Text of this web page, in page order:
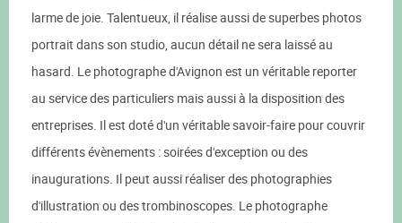
larme de joie. Talentueux, il réalise aussi de superbes photos
portrait dans son studio, aucun détail ne sera laissé au
hasard. Le photographe d'Avignon est un véritable reporter
au service des particuliers mais aussi à la disposition des
entreprises. Il est doté d'un véritable savoir-faire pour couvrir
différents évènements : soirées d'exception ou des
inaugurations. Il peut aussi réaliser des photographies
d'illustration ou des trombinoscopes. Le photographe